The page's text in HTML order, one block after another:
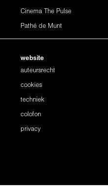
Cinema The Pulse
Pathé de Munt
website
auteursrecht
cookies
techniek
colofon
privacy